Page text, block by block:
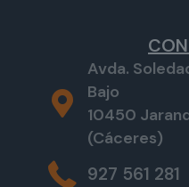
Avda.
Bajo
10450
(Cáceres)
927 561 281